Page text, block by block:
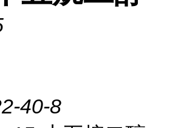
40-8